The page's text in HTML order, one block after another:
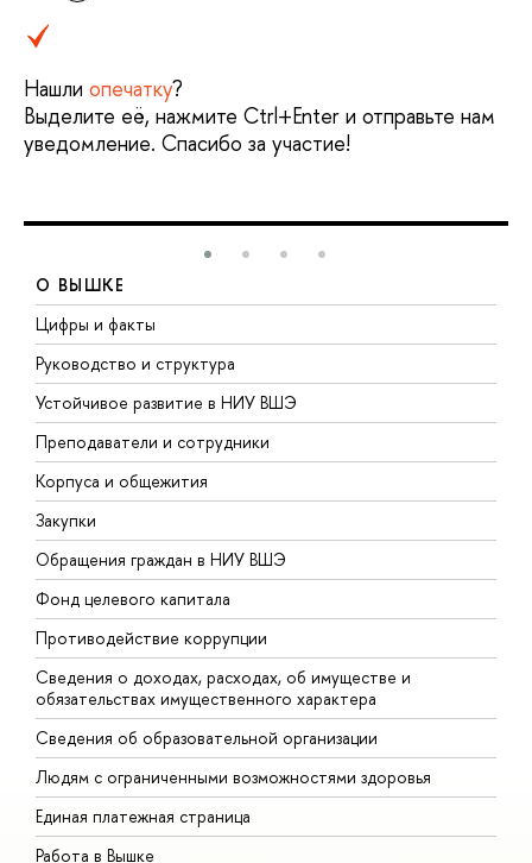
Нашли опечатку?
Выделите её, нажмите Ctrl+Enter и отправьте нам
уведомление. Спасибо за участие!
О ВЫШКЕ
Цифры и факты
Руководство и структура
Устойчивое развитие в НИУ ВШЭ
Преподаватели и сотрудники
Корпуса и общежития
Закупки
Обращения граждан в НИУ ВШЭ
Фонд целевого капитала
Противодействие коррупции
Сведения о доходах, расходах, об имуществе и
обязательствах имущественного характера
Сведения об образовательной организации
Людям с ограниченными возможностями здоровья
Единая платежная страница
Работа в Вышке